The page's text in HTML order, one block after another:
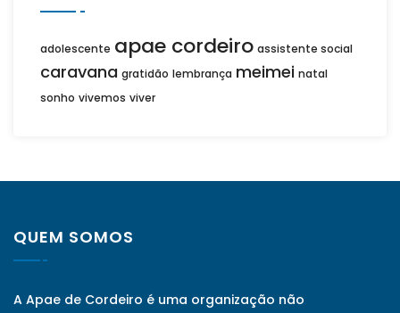
adolescente apae cordeiro assistente social
caravana gratidão lembrança meimei natal
sonho vivemos viver
QUEM SOMOS
A Apae de Cordeiro é uma organização não